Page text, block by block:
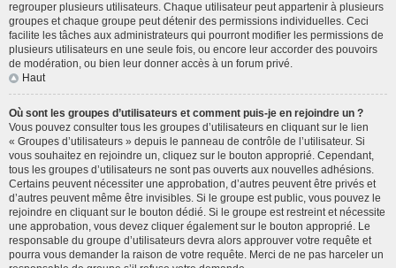
regrouper plusieurs utilisateurs. Chaque utilisateur peut appartenir à plusieurs
groupes et chaque groupe peut détenir des permissions individuelles. Ceci
facilite les tâches aux administrateurs qui pourront modifier les permissions de
plusieurs utilisateurs en une seule fois, ou encore leur accorder des pouvoirs
de modération, ou bien leur donner accès à un forum privé.
Haut
Où sont les groupes d’utilisateurs et comment puis-je en rejoindre un ?
Vous pouvez consulter tous les groupes d’utilisateurs en cliquant sur le lien
« Groupes d’utilisateurs » depuis le panneau de contrôle de l’utilisateur. Si
vous souhaitez en rejoindre un, cliquez sur le bouton approprié. Cependant,
tous les groupes d’utilisateurs ne sont pas ouverts aux nouvelles adhésions.
Certains peuvent nécessiter une approbation, d’autres peuvent être privés et
d’autres peuvent même être invisibles. Si le groupe est public, vous pouvez le
rejoindre en cliquant sur le bouton dédié. Si le groupe est restreint et nécessite
une approbation, vous devez cliquer également sur le bouton approprié. Le
responsable du groupe d’utilisateurs devra alors approuver votre requête et
pourra vous demander la raison de votre requête. Merci de ne pas harceler un